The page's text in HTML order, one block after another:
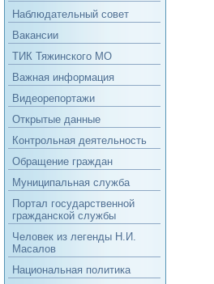
Наблюдательный совет
Вакансии
ТИК Тяжинского МО
Важная информация
Видеорепортажи
Открытые данные
Контрольная деятельность
Обращение граждан
Муниципальная служба
Портал государственной
гражданской службы
Человек из легенды Н.И.
Масалов
Национальная политика